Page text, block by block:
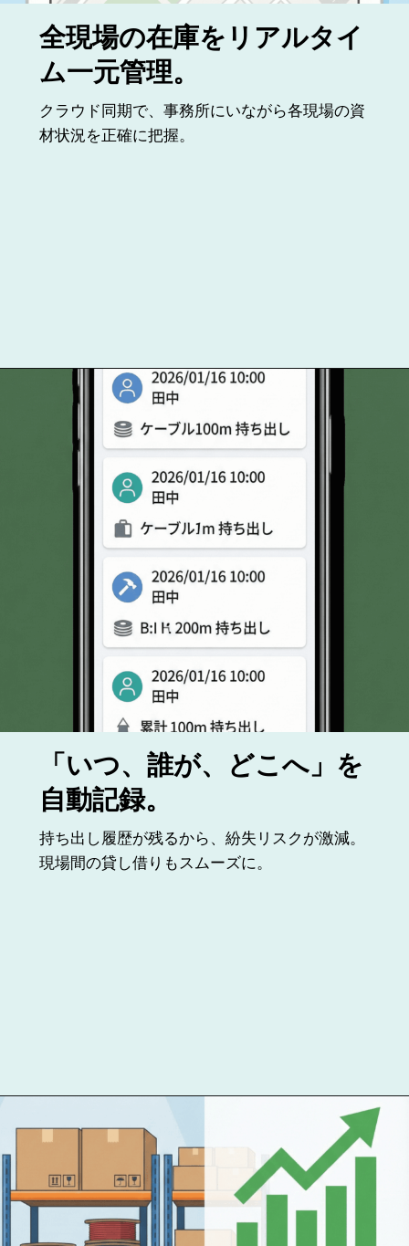
全現場の在庫をリアルタイ
ム一元管理。
クラウド同期で、事務所にいながら各現場の資
材状況を正確に把握。
「いつ、誰が、どこへ」を
自動記録。
持ち出し履歴が残るから、紛失リスクが激減。
現場間の貸し借りもスムーズに。